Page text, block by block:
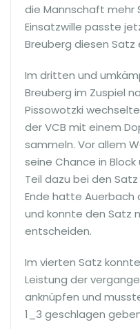
die Mannschaft mehr
Einsatzwille passte
Breuberg diesen Satz
Im dritten und
Breuberg im Zuspiel
Pissowotzki
der VCB mit einem
sammeln. Vor allem
seine Chance in
Teil dazu bei den
Ende hatte Auerbach
und konnte den Satz
entscheiden.
Im vierten Satz
Leistung der
anknüpfen und
1_3 geschlagen